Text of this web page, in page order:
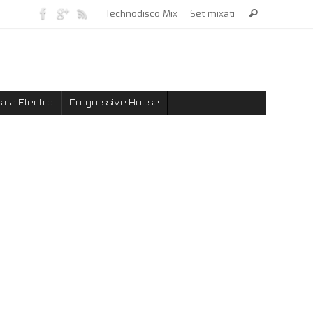
Technodisco Mix Set mixati
Electro Progressive House